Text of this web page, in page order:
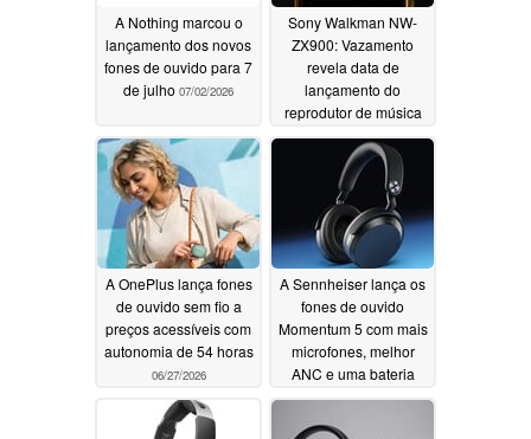
A Nothing marcou o
lançamento dos novos
fones de ouvido para 7
de julho 07/02/2026
Sony Walkman NW-
ZX900: Vazamento
revela data de
lançamento do
reprodutor de música
122% mais rápido
06/29/2026
A OnePlus lança fones
de ouvido sem fio a
preços acessíveis com
autonomia de 54 horas
06/27/2026
A Sennheiser lança os
fones de ouvido
Momentum 5 com mais
microfones, melhor
ANC e uma bateria
substituível05/26/2026